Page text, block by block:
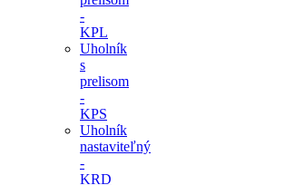
-
KPL
Uholník
s
prelisom
-
KPS
Uholník
nastaviteľný
-
KRD